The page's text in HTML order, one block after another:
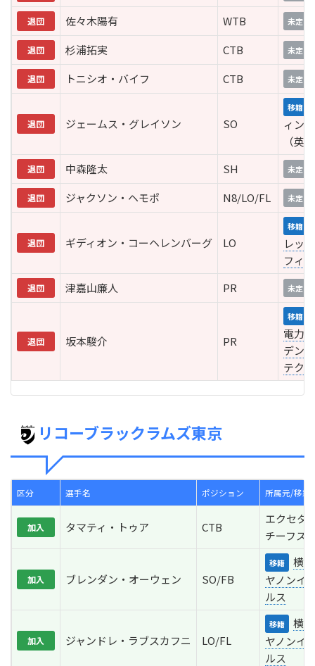
退団 佐々木陽有 WTB 未定
退団 杉浦拓実 CTB 未定
退団 トニシオ・バイフ CTB 未定
退団 ジェームス・グレイソン SO
移籍
ィン
（英）
退団 中森隆太 SH 未定
退団 ジャクソン・ヘモポ N8/LO/FL 未定
退団 ギディオン・コーヘレンバーグ LO
移籍
レッ
フィ
退団 津嘉山廉人 PR 未定
退団 坂本駿介 PR
移籍
電力
デン
テクス
リコーブラックラムズ東京
区分 選手名 ポジション 所属元/移籍
加入 タマティ・トゥア CTB
エクセタ
チーフス
加入 ブレンダン・オーウェン SO/FB
移籍
横
ヤノンイ
ルス
加入 ジャンドレ・ラブスカフニ LO/FL
移籍
横
ヤノンイ
ルス